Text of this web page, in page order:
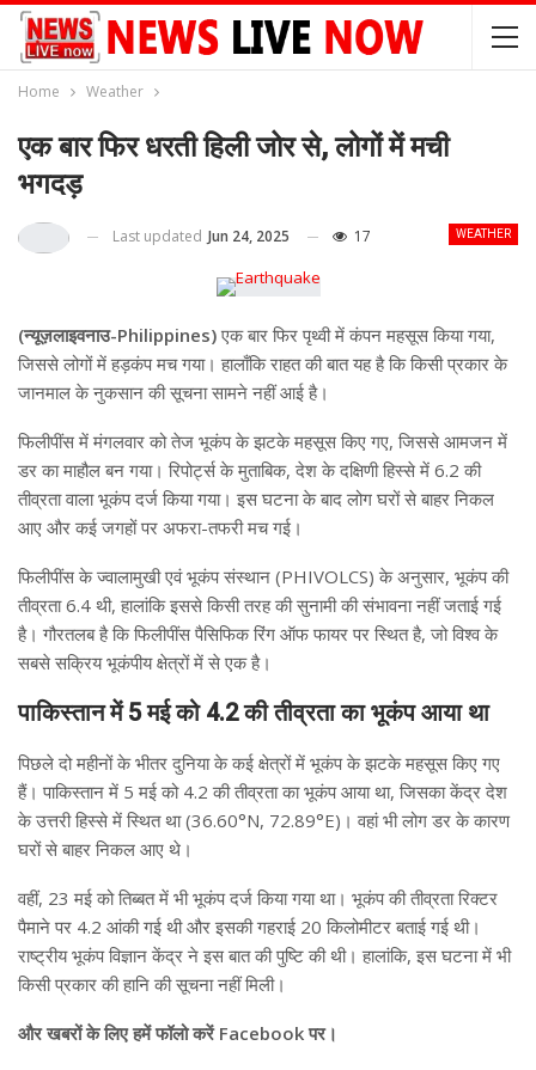
Home Weather
एक बार फिर धरती हिली जोर से, लोगों में मची
भगदड़
WEATHER
Last updated Jun 24, 2025 17
(न्यूज़लाइवनाउ-Philippines)एक बार फिर पृथ्वी में कंपन महसूस किया गया,
जिससे लोगों में हड़कंप मच गया। हालाँकि राहत की बात यह है कि किसी प्रकार के
जानमाल के नुकसान की सूचना सामने नहीं आई है।
फिलीपींस में मंगलवार को तेज भूकंप के झटके महसूस किए गए, जिससे आमजन में
डर का माहौल बन गया। रिपोर्ट्स के मुताबिक, देश के दक्षिणी हिस्से में 6.2 की
तीव्रता वाला भूकंप दर्ज किया गया। इस घटना के बाद लोग घरों से बाहर निकल
आए और कई जगहों पर अफरा-तफरी मच गई।
फिलीपींस के ज्वालामुखी एवं भूकंप संस्थान (PHIVOLCS) के अनुसार, भूकंप की
तीव्रता 6.4 थी, हालांकि इससे किसी तरह की सुनामी की संभावना नहीं जताई गई
है। गौरतलब है कि फिलीपींस पैसिफिक रिंग ऑफ फायर पर स्थित है, जो विश्व के
सबसे सक्रिय भूकंपीय क्षेत्रों में से एक है।
पाकिस्तान में 5 मई को 4.2 की तीव्रता का भूकंप आया था
पिछले दो महीनों के भीतर दुनिया के कई क्षेत्रों में भूकंप के झटके महसूस किए गए
हैं। पाकिस्तान में 5 मई को 4.2 की तीव्रता का भूकंप आया था, जिसका केंद्र देश
के उत्तरी हिस्से में स्थित था (36.60°N, 72.89°E)। वहां भी लोग डर के कारण
घरों से बाहर निकल आए थे।
वहीं, 23 मई को तिब्बत में भी भूकंप दर्ज किया गया था। भूकंप की तीव्रता रिक्टर
पैमाने पर 4.2 आंकी गई थी और इसकी गहराई 20 किलोमीटर बताई गई थी।
राष्ट्रीय भूकंप विज्ञान केंद्र ने इस बात की पुष्टि की थी। हालांकि, इस घटना में भी
किसी प्रकार की हानि की सूचना नहीं मिली।
और खबरों के लिए हमें फॉलो करें Facebook पर।